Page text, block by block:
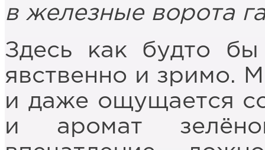
в железные ворота
Здесь как будто
явственно и зримо.
и даже ощущается
и аромат